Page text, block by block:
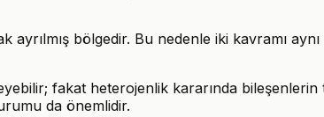
ayrılmış bölgedir. Bu nedenle iki kavramı
fakat heterojenlik kararında
da önemlidir.